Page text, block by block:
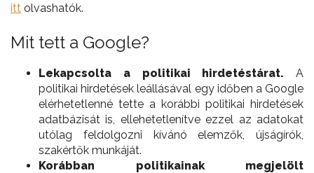
itt olvashatók.
Mit tett a Google?
Lekapcsolta a politikai hirdetéstárat. A
politikai hirdetések leállásával egy időben a Google
elérhetetlenné tette a korábbi politikai hirdetések
adatbázisát is, ellehetetlenítve ezzel az adatokat
utólag feldolgozni kívánó elemzők, újságírók,
szakértők munkáját.
Korábban politikainak megjelölt